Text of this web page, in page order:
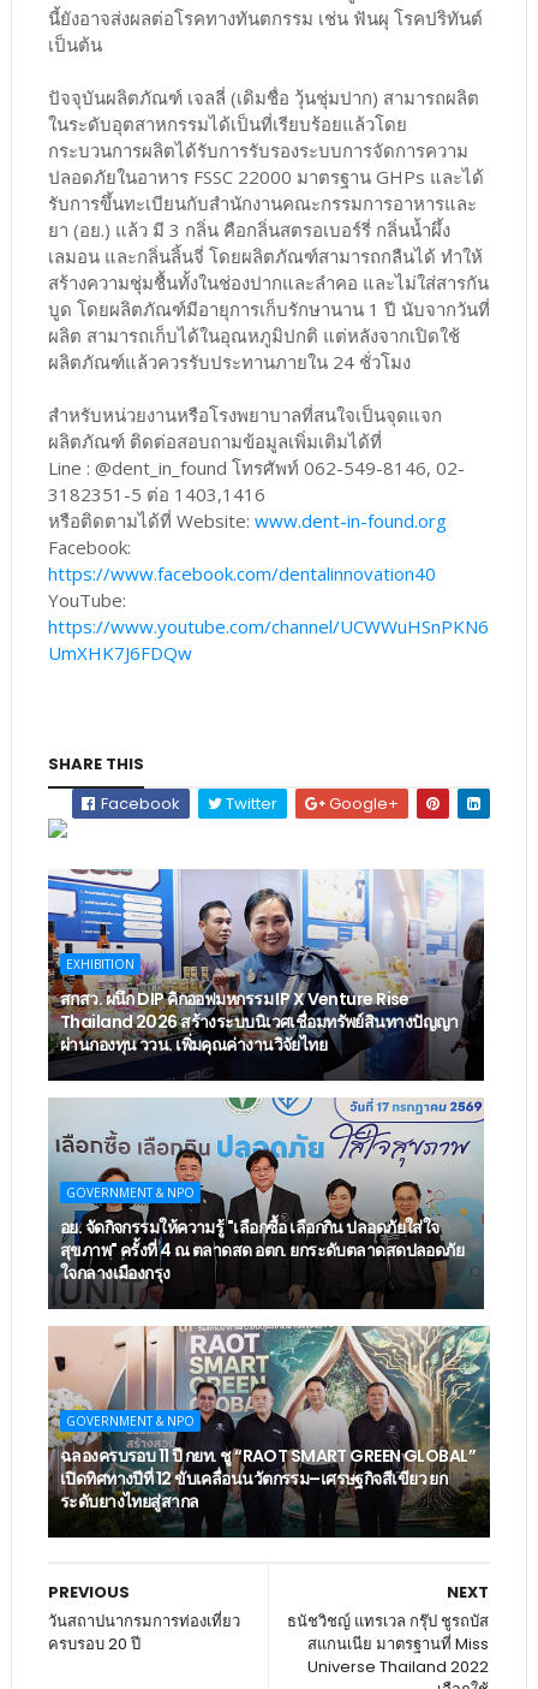
นี้ยังอาจส่งผลต่อโรคทางทันตกรรม เช่น ฟันผุ โรคปริทันต์
เป็นต้น
ปัจจุบันผลิตภัณฑ์ เจลลี่ (เดิมชื่อ วุ้นชุ่มปาก) สามารถผลิต
ในระดับอุตสาหกรรมได้เป็นที่เรียบร้อยแล้วโดย
กระบวนการผลิตได้รับการรับรองระบบการจัดการความ
ปลอดภัยในอาหาร FSSC 22000 มาตรฐาน GHPs และได้
รับการขึ้นทะเบียนกับสำนักงานคณะกรรมการอาหารและ
ยา (อย.) แล้ว มี 3 กลิ่น คือกลิ่นสตรอเบอร์รี่ กลิ่นน้ำผึ้ง
เลมอน และกลิ่นลิ้นจี่ โดยผลิตภัณฑ์สามารถกลืนได้ ทำให้
สร้างความชุ่มชื้นทั้งในช่องปากและลำคอ และไม่ใส่สารกัน
บูด โดยผลิตภัณฑ์มีอายุการเก็บรักษานาน 1 ปี นับจากวันที่
ผลิต สามารถเก็บได้ในอุณหภูมิปกติ แต่หลังจากเปิดใช้
ผลิตภัณฑ์แล้วควรรับประทานภายใน 24 ชั่วโมง
สำหรับหน่วยงานหรือโรงพยาบาลที่สนใจเป็นจุดแจก
ผลิตภัณฑ์ ติดต่อสอบถามข้อมูลเพิ่มเติมได้ที่
Line : @dent_in_found โทรศัพท์ 062-549-8146, 02-
3182351-5 ต่อ 1403,1416
หรือติดตามได้ที่ Website: www.dent-in-found.org
Facebook:
https://www.facebook.com/dentalinnovation40
YouTube:
https://www.youtube.com/channel/UCWWuHSnPKN6
UmXHK7J6FDQw
SHARE THIS
Facebook
Twitter Google+
EXHIBITION
สกสว. ผนึก DIP คิกออฟมหกรรม IP X Venture Rise
Thailand 2026 สร้างระบบนิเวศเชื่อมทรัพย์สินทางปัญญา
ผ่านกองทุน ววน. เพิ่มคุณค่างานวิจัยไทย
GOVERNMENT & NPO
อย. จัดกิจกรรมให้ความรู้ "เลือกซื้อ เลือกกิน ปลอดภัยใส่ใจ
สุขภาพ" ครั้งที่ 4 ณ ตลาดสด อตก. ยกระดับตลาดสดปลอดภัย
ใจกลางเมืองกรุง
GOVERNMENT & NPO
ฉลองครบรอบ 11 ปี กยท. ชู “RAOT SMART GREEN GLOBAL”
เปิดทิศทางปีที่ 12 ขับเคลื่อนนวัตกรรม–เศรษฐกิจสีเขียว ยก
ระดับยางไทยสู่สากล
NEXT
ธนัชวิชญ์ แทรเวล กรุ๊ป ชูรถบัส
สแกนเนีย มาตรฐานที่ Miss
Universe Thailand 2022
PREVIOUS
วันสถาปนากรมการท่องเที่ยว
ครบรอบ 20 ปี